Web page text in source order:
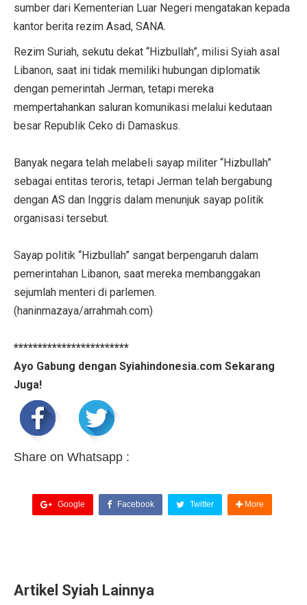
sumber dari Kementerian Luar Negeri mengatakan kepada
kantor berita rezim Asad, SANA.
Rezim Suriah, sekutu dekat “Hizbullah”, milisi Syiah asal
Libanon, saat ini tidak memiliki hubungan diplomatik
dengan pemerintah Jerman, tetapi mereka
mempertahankan saluran komunikasi melalui kedutaan
besar Republik Ceko di Damaskus.
Banyak negara telah melabeli sayap militer “Hizbullah”
sebagai entitas teroris, tetapi Jerman telah bergabung
dengan AS dan Inggris dalam menunjuk sayap politik
organisasi tersebut.
Sayap politik “Hizbullah” sangat berpengaruh dalam
pemerintahan Libanon, saat mereka membanggakan
sejumlah menteri di parlemen.
(haninmazaya/arrahmah.com)
************************
Ayo Gabung dengan Syiahindonesia.com Sekarang
Juga!
Share on Whatsapp :
Google Facebook Twitter More
Artikel Syiah Lainnya